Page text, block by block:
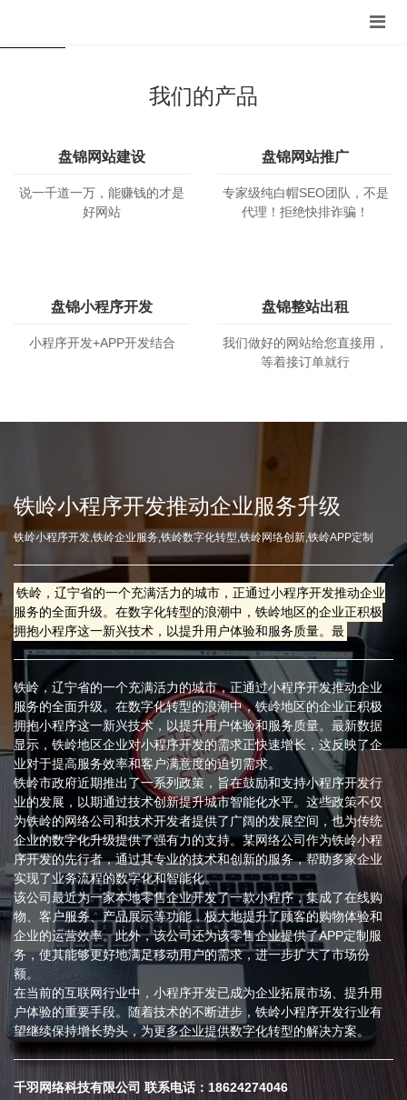
我们的产品
盘锦网站建设
说一千道一万，能赚钱的才是
好网站
盘锦网站推广
专家级纯白帽SEO团队，不是
代理！拒绝快排诈骗！
盘锦小程序开发
小程序开发+APP开发结合
盘锦整站出租
我们做好的网站给您直接用，
等着接订单就行
铁岭小程序开发推动企业服务升级
铁岭小程序开发,铁岭企业服务,铁岭数字化转型,铁岭网络创新,铁岭APP定制
铁岭，辽宁省的一个充满活力的城市，正通过小程序开发推动企业
服务的全面升级。在数字化转型的浪潮中，铁岭地区的企业正积极
拥抱小程序这一新兴技术，以提升用户体验和服务质量。最
铁岭，辽宁省的一个充满活力的城市，正通过小程序开发推动企业
服务的全面升级。在数字化转型的浪潮中，铁岭地区的企业正积极
拥抱小程序这一新兴技术，以提升用户体验和服务质量。最新数据
显示，铁岭地区企业对小程序开发的需求正快速增长，这反映了企
业对于提高服务效率和客户满意度的迫切需求。
铁岭市政府近期推出了一系列政策，旨在鼓励和支持小程序开发行
业的发展，以期通过技术创新提升城市智能化水平。这些政策不仅
为铁岭的网络公司和技术开发者提供了广阔的发展空间，也为传统
企业的数字化升级提供了强有力的支持。某网络公司作为铁岭小程
序开发的先行者，通过其专业的技术和创新的服务，帮助多家企业
实现了业务流程的数字化和智能化。
该公司最近为一家本地零售企业开发了一款小程序，集成了在线购
物、客户服务、产品展示等功能，极大地提升了顾客的购物体验和
企业的运营效率。此外，该公司还为该零售企业提供了APP定制服
务，使其能够更好地满足移动用户的需求，进一步扩大了市场份
额。
在当前的互联网行业中，小程序开发已成为企业拓展市场、提升用
户体验的重要手段。随着技术的不断进步，铁岭小程序开发行业有
望继续保持增长势头，为更多企业提供数字化转型的解决方案。
千羽网络科技有限公司 联系电话：18624274046